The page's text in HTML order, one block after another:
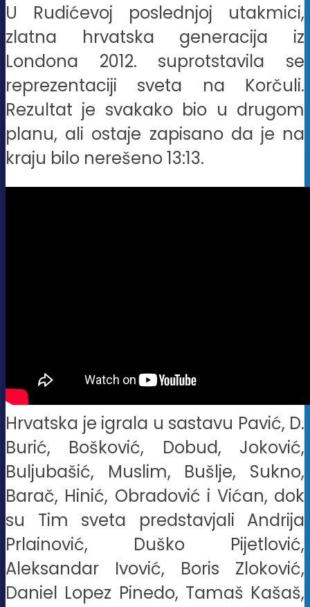
U Rudićevoj poslednjoj utakmici,
zlatna hrvatska generacija iz
Londona 2012. suprotstavila se
reprezentaciji sveta na Korčuli.
Rezultat je svakako bio u drugom
planu, ali ostaje zapisano da je na
kraju bilo nerešeno 13:13.
Hrvatska je igrala u sastavu Pavić, D.
Burić, Bošković, Dobud, Joković,
Buljubašić, Muslim, Bušlje, Sukno,
Barač, Hinić, Obradović i Vićan, dok
su Tim sveta predstavjali Andrija
Prlainović, Duško Pijetlović,
Aleksandar Ivović, Boris Zloković,
Daniel Lopez Pinedo, Tamaš Kašaš,